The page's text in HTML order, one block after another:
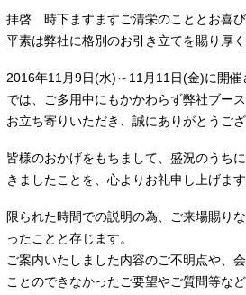
拝啓 時下ますますご清栄のこととお喜び
平素は弊社に格別のお引き立てを賜り厚く
2016年11月9日(水)～11月11日(金)に開催
では、ご多用中にもかかわらず弊社ブー
お立ち寄りいただき、誠にありがとうござ
皆様のおかげをもちまして、盛況のうち
きましたことを、心よりお礼申し上げます
限られた時間での説明の為、ご来場賜り
ったことと存じます。
ご案内いたしました内容のご不明点や、
ことのできなかったご要望やご質問等な